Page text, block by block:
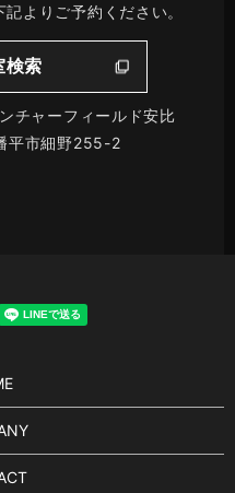
よりご予約ください。
検索
チャーフィールド安比
平市細野255-2